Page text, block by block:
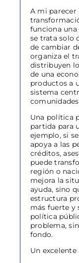
A mi parecer
funciona una
se trata solo
de cambiar
organiza el
distribuyen
de una
productos a
sistema
Una política
partida para
ejemplo, si
apoya a las
créditos,
puede
región o
mejora la
ayuda, sino
estructura
más fuerte y
política
problema,
fondo.
Un